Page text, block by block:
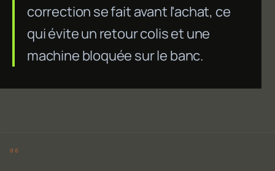
correction se fait avant l'achat, ce
qui évite un retour colis et une
machine bloquée sur le banc.